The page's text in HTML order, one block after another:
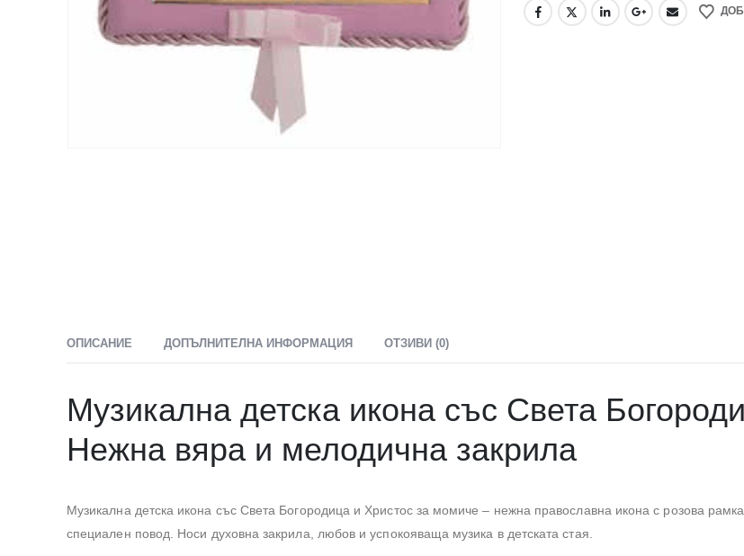
ОПИСАНИЕ ДОПЪЛНИТЕЛНА ИНФОРМАЦИЯ ОТЗИВИ (0)
Музикална детска икона със Света
Нежна вяра и мелодична закрила
Музикална детска икона със Света Богородица и Христос за момиче – нежна православна икона с розова
специален повод. Носи духовна закрила, любов и успокояваща музика в детската стая.